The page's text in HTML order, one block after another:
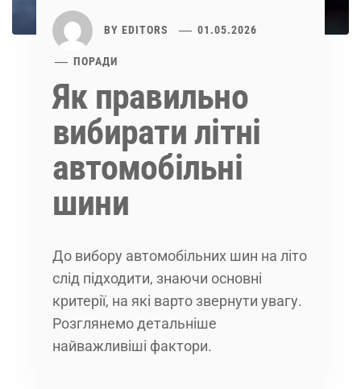
BY EDITORS 01.05.2026
ПОРАДИ
Як правильно
вибирати літні
автомобільні
шини
До вибору автомобільних шин на літо
слід підходити, знаючи основні
критерії, на які варто звернути увагу.
Розглянемо детальніше
найважливіші фактори.